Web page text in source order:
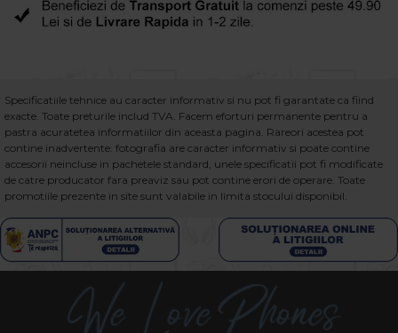
Specificatiile tehnice au caracter informativ si nu pot fi garantate ca fiind
exacte. Toate preturile includ TVA. Facem eforturi permanente pentru a
pastra acuratetea informatiilor din aceasta pagina. Rareori acestea pot
contine inadvertente: fotografia are caracter informativ si poate contine
accesorii neincluse in pachetele standard, unele specificatii pot fi modificate
de catre producator fara preaviz sau pot contine erori de operare. Toate
promotiile prezente in site sunt valabile in limita stocului disponibil.